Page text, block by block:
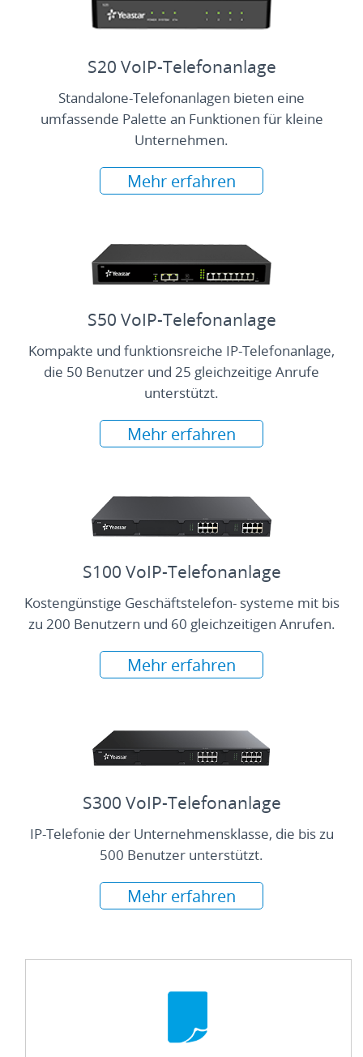
S20 VoIP-Telefonanlage
Standalone-Telefonanlagen bieten eine
umfassende Palette an Funktionen für kleine
Unternehmen.
Mehr erfahren
S50 VoIP-Telefonanlage
Kompakte und funktionsreiche IP-Telefonanlage,
die 50 Benutzer und 25 gleichzeitige Anrufe
unterstützt.
Mehr erfahren
S100 VoIP-Telefonanlage
Kostengünstige Geschäftstelefon- systeme mit bis
zu 200 Benutzern und 60 gleichzeitigen Anrufen.
Mehr erfahren
S300 VoIP-Telefonanlage
IP-Telefonie der Unternehmensklasse, die bis zu
500 Benutzer unterstützt.
Mehr erfahren